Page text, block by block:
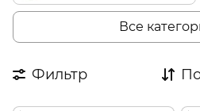
Туристические
Туристические кофеварки
Все
Фильтр